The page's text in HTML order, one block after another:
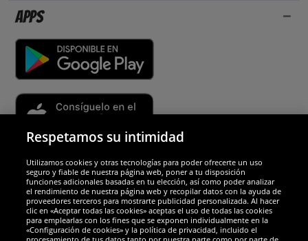
Apps
Socios y seguridad
Galardones
Respetamos su intimidad
Utilizamos cookies y otras tecnologías para poder ofrecerte un uso
seguro y fiable de nuestra página web, poner a tu disposición
funciones adicionales basadas en tu elección, así como poder analizar
el rendimiento de nuestra página web y recopilar datos con la ayuda de
proveedores terceros para mostrarte publicidad personalizada. Al hacer
clic en «Aceptar todas las cookies» aceptas el uso de todas las cookies
para emplearlas con los fines que se exponen individualmente en la
«Configuración de cookies» y la política de privacidad, incluido el